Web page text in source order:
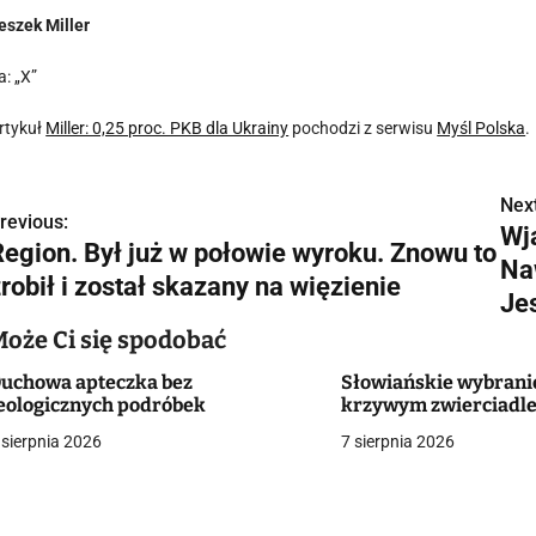
Miller
„X”
Miller: 0,25 proc. PKB dla Ukrainy pochodzi z serwisu Myśl Polska.
Był już w połowie wyroku. Znowu to
i został skazany na więzienie
Ci się spodobać
apteczka bez
podróbek
2026
Słowiańskie
krzywym
7 sierpnia 2026